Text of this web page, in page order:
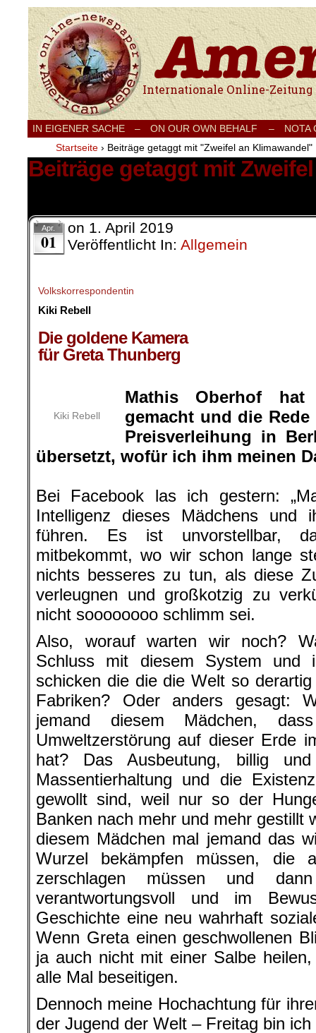
Internationale Onlinezeitung für Frieden,
IN EIGENER SACHE – ON OUR OWN BEHALF –
NOTA
Startseite › Beiträge getaggt mit "Zweifel an Klimawandel"
Beiträge getaggt mit
Apr.
01
on 1. April 2019
Veröffentlicht In: Allgemein
Volkskorrespondentin
Kiki Rebell
Die goldene Kamera
für Greta Thunberg
Kiki Rebell
Mathis Oberhof
gemacht und die
Preisverleihung in
übersetzt, wofür ich ihm meinen
Bei Facebook las ich gestern:
Intelligenz dieses Mädchens und
führen. Es ist unvorstellbar,
mitbekommt, wo wir schon lange
nichts besseres zu tun, als diese
verleugnen und großkotzig zu
nicht soooooooo schlimm sei.
Also, worauf warten wir noch?
Schluss mit diesem System und
schicken die die die Welt so
Fabriken? Oder anders gesagt:
jemand diesem Mädchen,
Umweltzerstörung auf dieser Erde
hat? Das Ausbeutung, billig und
Massentierhaltung und die
gewollt sind, weil nur so der
Banken nach mehr und mehr gestillt
diesem Mädchen mal jemand das
Wurzel bekämpfen müssen, die
zerschlagen müssen und
verantwortungsvoll und im
Geschichte eine neu wahrhaft
Wenn Greta einen geschwollenen
ja auch nicht mit einer Salbe
alle Mal beseitigen.
Dennoch meine Hochachtung für
der Jugend der Welt – Freitag bin